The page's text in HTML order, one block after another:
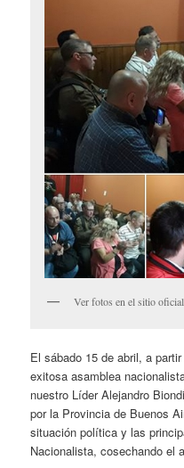
Ver fotos en el sitio
El sábado 15 de abril, a
exitosa asamblea
nuestro Líder Alejandro
por la Provincia de Buenos
situación política y las
Nacionalista, cosechando el